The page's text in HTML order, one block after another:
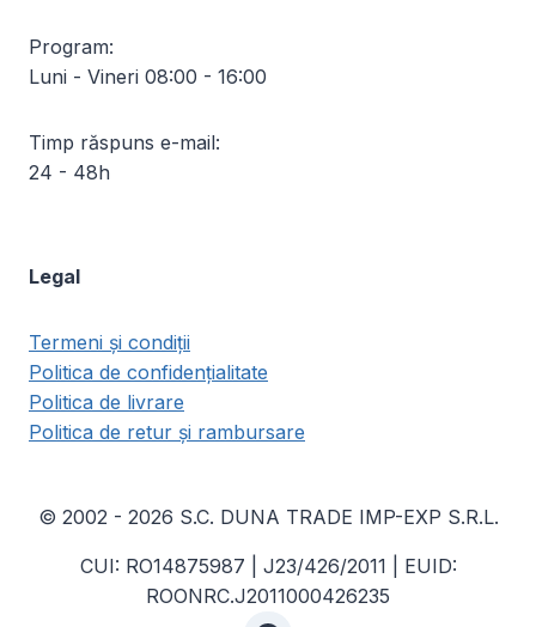
Program:
Luni - Vineri 08:00 - 16:00
Timp răspuns e-mail:
24 - 48h
Legal
Termeni și condiții
Politica de confidențialitate
Politica de livrare
Politica de retur și rambursare
© 2002 - 2026 S.C. DUNA TRADE IMP-EXP S.R.L.
CUI: RO14875987 | J23/426/2011 | EUID:
ROONRC.J2011000426235